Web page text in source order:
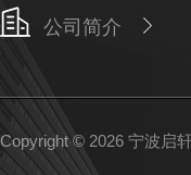
公司简介
Copyright © 2026 宁波启